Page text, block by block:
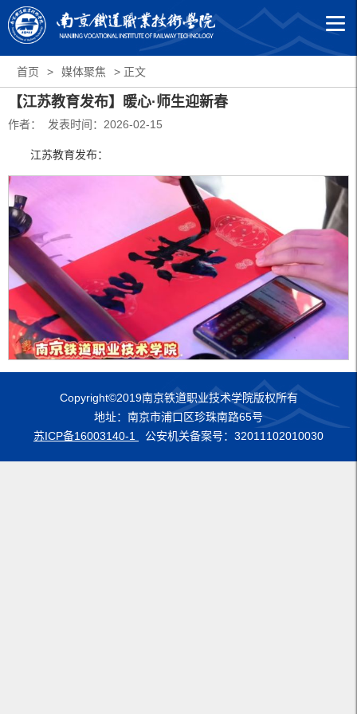
首页 > 媒体聚焦 > 正文
【江苏教育发布】暖心·师生迎新春
作者： 发表时间：2026-02-15
江苏教育发布：
Copyright©2019南京铁道职业技术学院版权所有
地址：南京市浦口区珍珠南路65号
苏ICP备16003140-1
公安机关备案号：32011102010030